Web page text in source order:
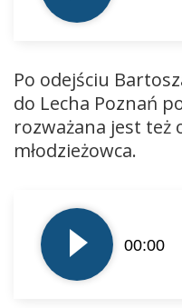
Po odejściu
do Lecha Poznań
rozważana jest też
młodzieżowca.
plików
dźwiękowych
00:00